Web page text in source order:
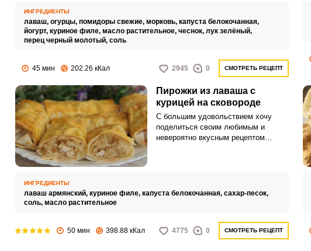
ИНГРЕДИЕНТЫ
лаваш, огурцы, помидоры свежие, морковь, капуста белокочанная,
йогурт, куриное филе, масло растительное, чеснок, лук зелёный,
перец черный молотый, соль
45 мин 202.26 кКал 2945 0 СМОТРЕТЬ РЕЦЕПТ
Пирожки из лаваша с
курицей на сковороде
С большим удовольствием хочу
поделиться своим любимым и
невероятно вкусным рецептом
удивить свою любимую семью.
ИНГРЕДИЕНТЫ
лаваш армянский, куриное филе, капуста белокочанная, сахар-песок,
соль, масло растительное
50 мин 398.88 кКал 4775 0 СМОТРЕТЬ РЕЦЕПТ